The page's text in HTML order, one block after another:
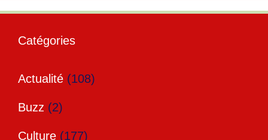
Catégories
Actualité (108)
Buzz (2)
Culture (177)